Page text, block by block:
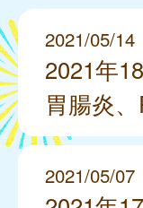
2021/05/14
2021年
胃腸炎
2021/05/07